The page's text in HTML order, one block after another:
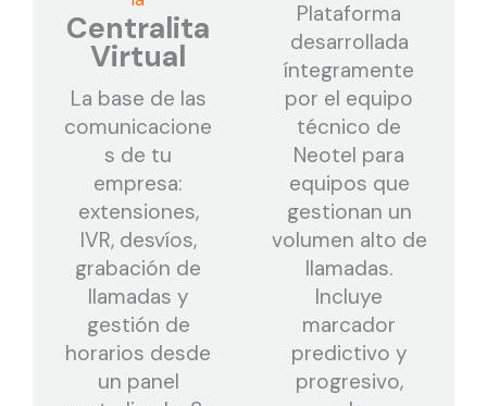
Centralita
Virtual
La base de las
comunicacione
s de tu
empresa:
extensiones,
IVR, desvíos,
grabación de
llamadas y
gestión de
horarios desde
un panel
Plataforma
desarrollada
íntegramente
por el equipo
técnico de
Neotel para
equipos que
gestionan un
volumen alto de
llamadas.
Incluye
marcador
predictivo y
progresivo,